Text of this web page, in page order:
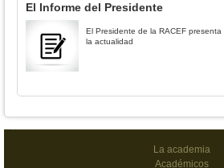
El Informe del Presidente
El Presidente de la RACEF
la actualidad
La academia
Académicos